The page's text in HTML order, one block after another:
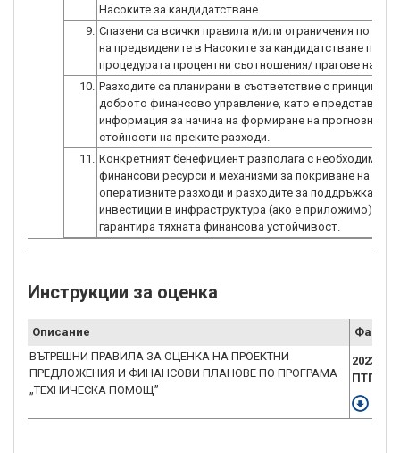
Насоките за кандидатстване.
9. Спазени са всички правила и/или ограничения по
на предвидените в Насоките за кандидатстване по
процедурата процентни съотношения/ прагове на
10. Разходите са планирани в съответствие с принципа на
доброто финансово управление, като е представена
информация за начина на формиране на прогнозните
стойности на преките разходи.
11. Конкретният бенефициент разполага с необходимите
финансови ресурси и механизми за покриване на
оперативните разходи и разходите за поддръжка на
инвестиции в инфраструктура (ако е приложимо), за
гарантира тяхната финансова устойчивост.
Инструкции за оценка
Описание
Файл
ВЪТРЕШНИ ПРАВИЛА ЗА ОЦЕНКА НА ПРОЕКТНИ
ПРЕДЛОЖЕНИЯ И ФИНАНСОВИ ПЛАНОВЕ ПО ПРОГРАМА
„ТЕХНИЧЕСКА ПОМОЩ”
ПТП_В1